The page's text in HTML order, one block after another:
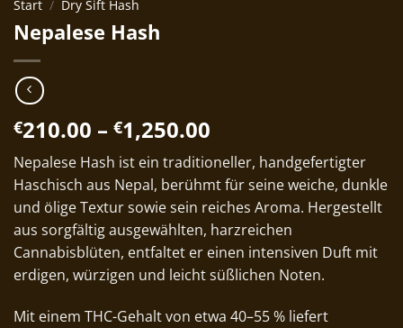
Start / Dry Sift Hash
Nepalese Hash
€210.00 – €1,250.00
€210.00
bis
€1,250.00
Nepalese Hash ist ein traditioneller, handgefertigter
Haschisch aus Nepal, berühmt für seine weiche, dunkle
und ölige Textur sowie sein reiches Aroma. Hergestellt
aus sorgfältig ausgewählten, harzreichen
Cannabisblüten, entfaltet er einen intensiven Duft mit
erdigen, würzigen und leicht süßlichen Noten.
Mit einem THC-Gehalt von etwa 40–55 % liefert